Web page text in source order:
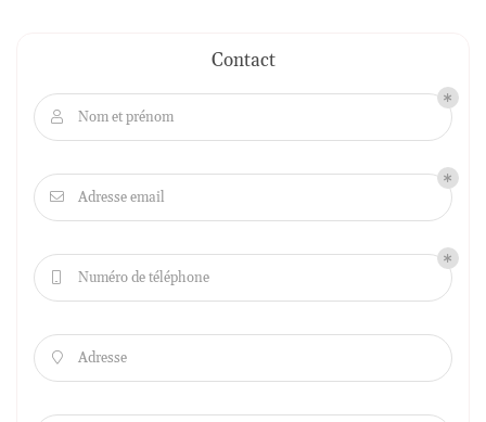
Contact
 Nom et prénom
 Adresse email
Numéro de téléphone
 Adresse